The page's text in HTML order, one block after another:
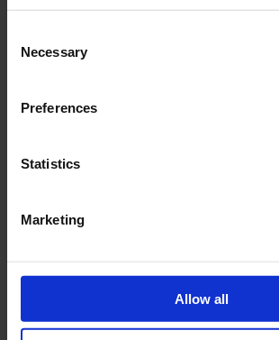
Selection
Necessary
Preferences
Statistics
Marketing
Allow all
Metamorfosi libere: Matthieu
Antonio Capozzoli|Mar 10, 2026
Week